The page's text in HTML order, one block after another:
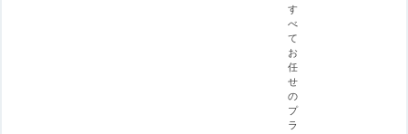
す
べ
て
お
任
せ
の
プ
ラ